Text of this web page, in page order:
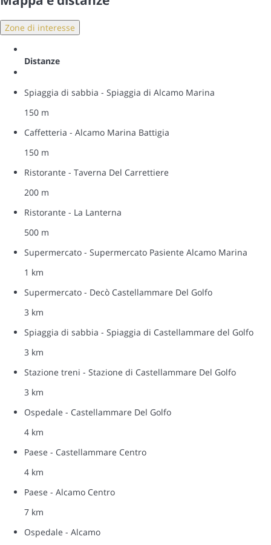
Zone di interesse
Distanze
Spiaggia di sabbia - Spiaggia di Alcamo Marina
150 m
Caffetteria - Alcamo Marina Battigia
150 m
Ristorante - Taverna Del Carrettiere
200 m
Ristorante - La Lanterna
500 m
Supermercato - Supermercato Pasiente Alcamo Marina
1 km
Supermercato - Decò Castellammare Del Golfo
3 km
Spiaggia di sabbia - Spiaggia di Castellammare del Golfo
3 km
Stazione treni - Stazione di Castellammare Del Golfo
3 km
Ospedale - Castellammare Del Golfo
4 km
Paese - Castellammare Centro
4 km
Paese - Alcamo Centro
7 km
Ospedale - Alcamo